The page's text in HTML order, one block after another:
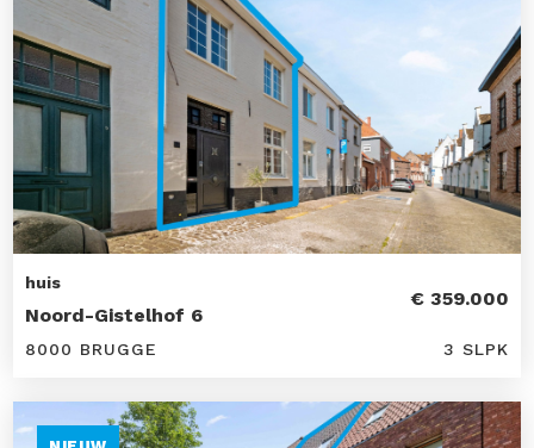
huis
Noord-Gistelhof 6
€ 359.000
8000 BRUGGE 3 SLPK